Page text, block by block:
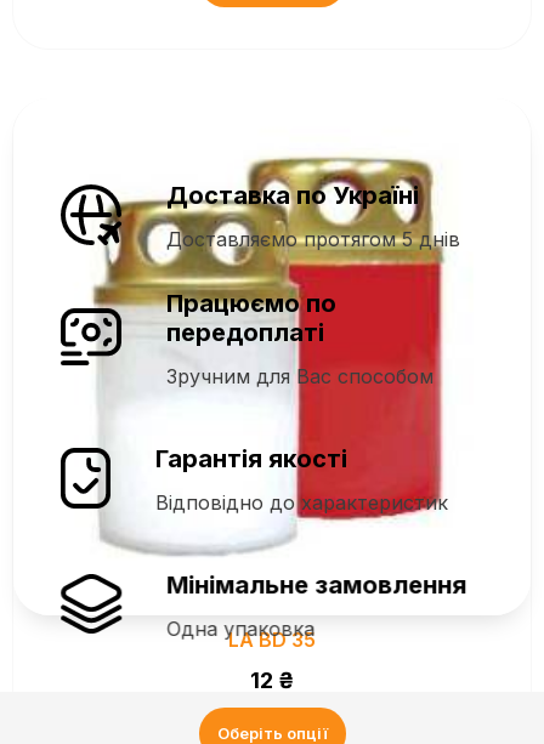
LA BD 35
12 ₴
Оберіть опції
Доставка по Україні
Доставляємо протягом 5 днів
Працюємо по
передоплаті
Зручним для Вас способом
Гарантія якості
Відповідно до характеристик
Мінімальне замовлення
Одна упаковка